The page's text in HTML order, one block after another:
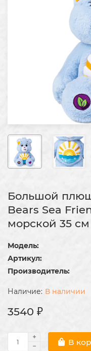
Большой
Bears Sea
морской 35 см
Модель:
Артикул:
Производитель:
В наличии
3540 ₽
В